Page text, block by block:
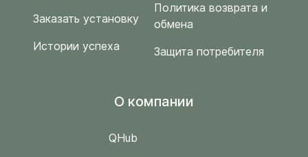
Заказать установку
Истории успеха
Политика возврата и
обмена
Защита потребителя
O компании
QHub